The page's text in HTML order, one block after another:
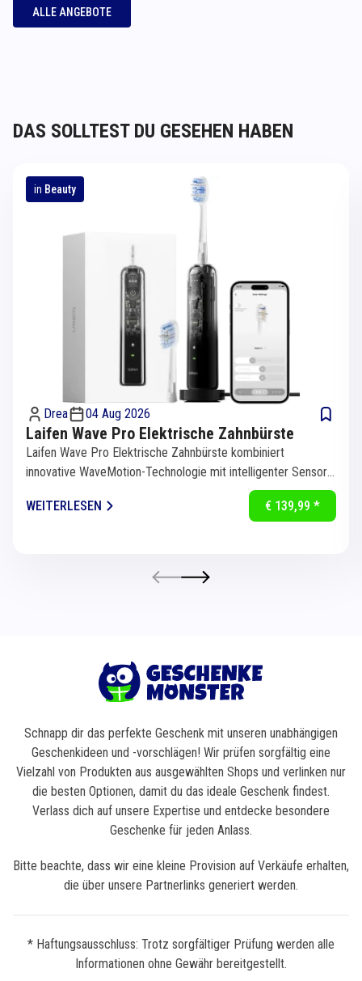
ALLE ANGEBOTE
DAS SOLLTEST DU GESEHEN HABEN
in Beauty
Drea 04 Aug 2026
Laifen Wave Pro Elektrische Zahnbürste
Laifen Wave Pro Elektrische Zahnbürste kombiniert
innovative WaveMotion-Technologie mit intelligenter Sensorik
WEITERLESEN
€ 139,99 *
Schnapp dir das perfekte Geschenk mit unseren unabhängigen
Geschenkideen und -vorschlägen! Wir prüfen sorgfältig eine
Vielzahl von Produkten aus ausgewählten Shops und verlinken nur
die besten Optionen, damit du das ideale Geschenk findest.
Verlass dich auf unsere Expertise und entdecke besondere
Geschenke für jeden Anlass.
Bitte beachte, dass wir eine kleine Provision auf Verkäufe erhalten,
die über unsere Partnerlinks generiert werden.
* Haftungsausschluss: Trotz sorgfältiger Prüfung werden alle
Informationen ohne Gewähr bereitgestellt.